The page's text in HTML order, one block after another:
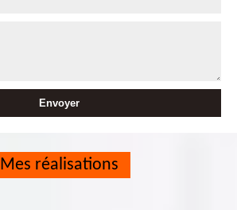
Mes réalisations